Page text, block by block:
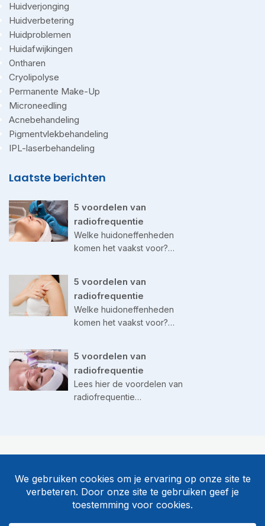
Huidverjonging
Huidverbetering
Huidproblemen
Huidafwijkingen
Ontharen
Cryolipolyse
Permanente Make-Up
Microneedling
Acnebehandeling
Pigmentvlekbehandeling
IPL-laserbehandeling
Laatste berichten
5 voordelen van
radiofrequentie
Welke huidoneffenheden
komen het vaakst voor?…
5 voordelen van
radiofrequentie
Welke huidoneffenheden
komen het vaakst voor?…
5 voordelen van
radiofrequentie
Lees hier de voordelen van
radiofrequentie…
Body & Beauty
Algemene voorwaarden
Privacy & disclaimer
Sitemap